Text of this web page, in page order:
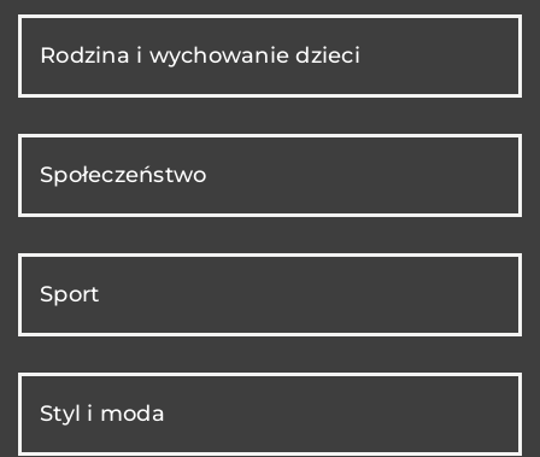
Rodzina i wychowanie dzieci
Społeczeństwo
Sport
Styl i moda